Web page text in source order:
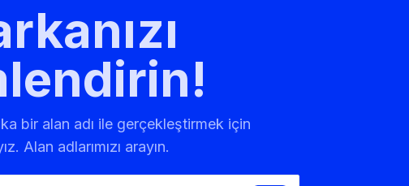
bir alan adı ile gerçekleştirmek için
Alan adlarımızı arayın.